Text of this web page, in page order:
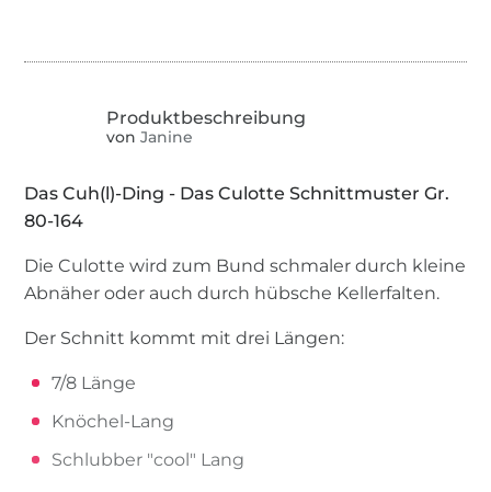
von Janine
Das Cuh(l)-Ding - Das Culotte Schnittmuster Gr.
80-164
Die Culotte wird zum Bund schmaler durch kleine
Abnäher oder auch durch hübsche Kellerfalten.
Der Schnitt kommt mit drei Längen:
7/8 Länge
Knöchel-Lang
Schlubber "cool" Lang